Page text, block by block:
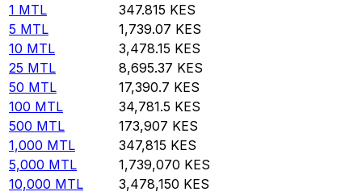
1 MTL 347.815 KES
5 MTL 1,739.07 KES
10 MTL 3,478.15 KES
25 MTL 8,695.37 KES
50 MTL 17,390.7 KES
100 MTL 34,781.5 KES
500 MTL 173,907 KES
1,000 MTL 347,815 KES
5,000 MTL 1,739,070 KES
10,000 MTL 3,478,150 KES